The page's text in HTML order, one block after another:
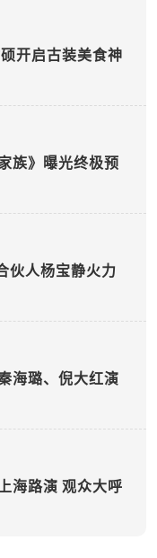
开启古装美食神
族》曝光终极预
伙人杨宝静火力
海璐、倪大红演
海路演 观众大呼